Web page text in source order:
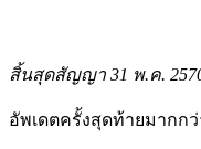
สิ้นสุดสัญญา 31 พ.ค.
อัพเดตครั้งสุดท้ายมากกว่